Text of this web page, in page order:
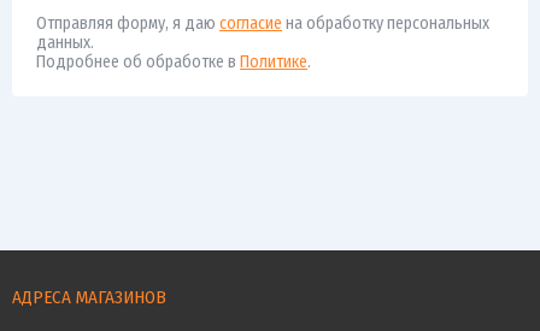
Отправляя форму, я даю согласие на обработку персональных
данных.
Подробнее об обработке в Политике.
АДРЕСА МАГАЗИНОВ